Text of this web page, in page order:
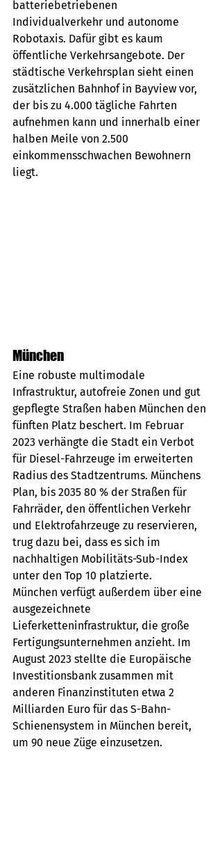
batteriebetriebenen
Individualverkehr und autonome
Robotaxis. Dafür gibt es kaum
öffentliche Verkehrsangebote. Der
städtische Verkehrsplan sieht einen
zusätzlichen Bahnhof in Bayview vor,
der bis zu 4.000 tägliche Fahrten
aufnehmen kann und innerhalb einer
halben Meile von 2.500
einkommensschwachen Bewohnern
liegt.
München
Eine robuste multimodale
Infrastruktur, autofreie Zonen und gut
gepflegte Straßen haben München den
fünften Platz beschert. Im Februar
2023 verhängte die Stadt ein Verbot
für Diesel-Fahrzeuge im erweiterten
Radius des Stadtzentrums. Münchens
Plan, bis 2035 80 % der Straßen für
Fahrräder, den öffentlichen Verkehr
und Elektrofahrzeuge zu reservieren,
trug dazu bei, dass es sich im
nachhaltigen Mobilitäts-Sub-Index
unter den Top 10 platzierte.
München verfügt außerdem über eine
ausgezeichnete
Lieferketteninfrastruktur, die große
Fertigungsunternehmen anzieht. Im
August 2023 stellte die Europäische
Investitionsbank zusammen mit
anderen Finanzinstituten etwa 2
Milliarden Euro für das S-Bahn-
Schienensystem in München bereit,
um 90 neue Züge einzusetzen.